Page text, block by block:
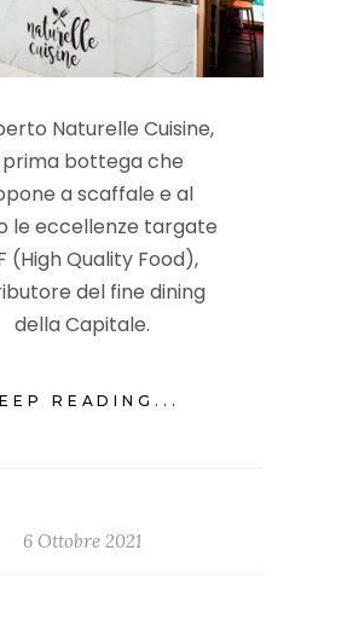
Naturelle Cuisine,
prima bottega che
a scaffale e al
le eccellenze targate
(High Quality Food),
del fine dining
della Capitale.
READING...
6 Ottobre 2021